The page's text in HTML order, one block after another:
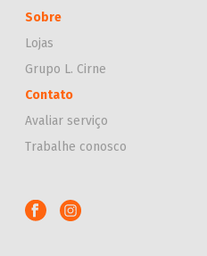
Sobre
Lojas
Grupo L. Cirne
Contato
Avaliar serviço
Trabalhe conosco